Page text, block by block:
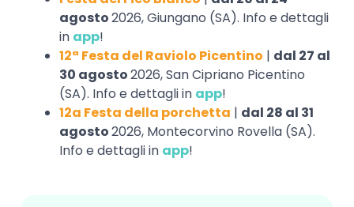
agosto2026, Giungano (SA). Info e dettagli
in app!
12ª Festa del Raviolo Picentino | dal 27 al
30 agosto2026, San Cipriano Picentino
(SA). Info e dettagli in app!
12a Festa della porchetta | dal 28 al 31
agosto2026, Montecorvino Rovella (SA).
Info e dettagli in app!